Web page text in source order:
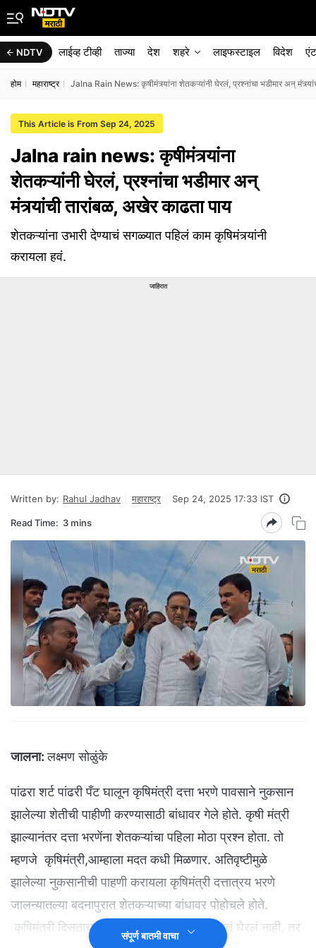
NDTV लाईव्ह टीव्ही ताज्या देश शहरे लाइफस्टाइल विदेश
होम महाराष्ट्र Jalna Rain News: कृषीमंत्र्यांना शेतकऱ्यांनी घेरलं, प्रश्नांचा भडीमार अन्
This Article is From Sep 24, 2025
Jalna rain news: कृषीमंत्र्यांना
शेतकऱ्यांनी घेरलं, प्रश्नांचा भडीमार अन्
मंत्र्यांची तारांबळ, अखेर काढता पाय
शेतकऱ्यांना उभारी देण्याचं सगळ्यात पहिलं काम कृषिमंत्र्यांनी
करायला हवं.
जाहिरात
Written by: Rahul Jadhav महाराष्ट्र Sep 24, 2025 17:33 IST
Read Time: 3 mins
जालना: लक्ष्मण सोळुंके
पांढरा शर्ट पांढरी पँट घालून कृषिमंत्री दत्ता भरणे पावसाने नुकसान
झालेल्या शेतीची पाहीणी करण्यासाठी बांधावर गेले होते. कृषी मंत्री
झाल्यानंतर दत्ता भरणेंना शेतकऱ्यांचा पहिला मोठा प्रश्न होता. तो
म्हणजे कृषिमंत्री,आम्हाला मदत कधी मिळणार. अतिवृष्टीमुळे
झालेल्या नुकसानीची पाहणी करायला कृषिमंत्री दत्तात्रय भरणे
जालन्यातल्या बदनापुरात शेतकऱ्याच्या बांधावर पोहोचले होते.
कृषिमंत्री दिसताच शेतकऱ्यांनी भरणेंना घेरलं. नुसतं घेरलं नाही. तर
संपूर्ण बातमी वाचा